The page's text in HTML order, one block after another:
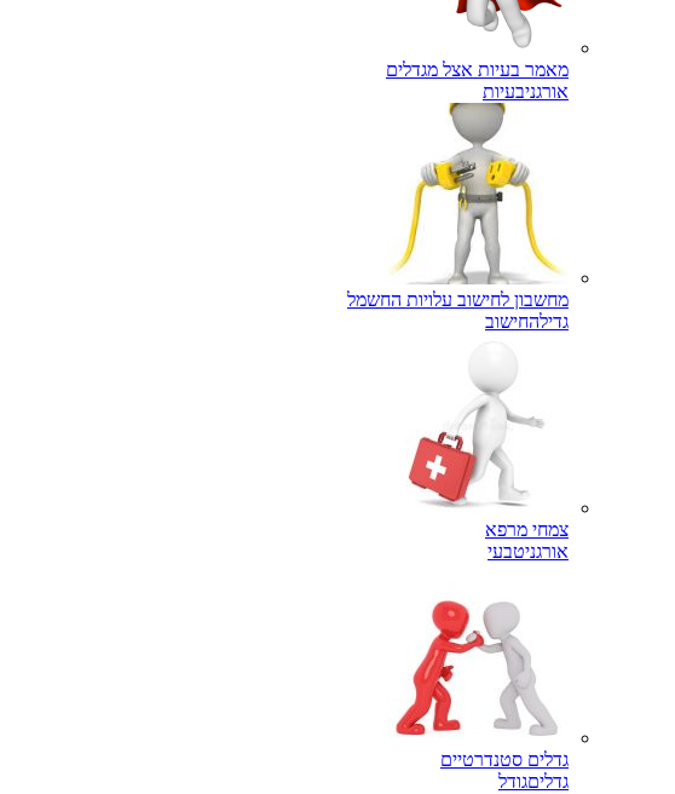
מאמר בעיות אצל מגדלים
אורגניבעיות
מחשבון לחישוב עלויות החשמל
גדילהחישוב
צמחי מרפא
אורגניטבעי
גדלים סטנדרטיים
גדליםגודל